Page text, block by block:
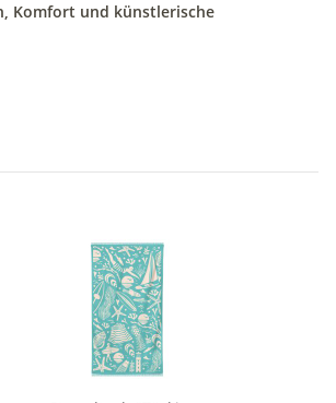
Komfort und künstlerische